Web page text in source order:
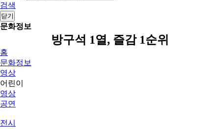
검색
닫기
문화정보
방구석 1열, 즐감 1순위
홈
문화정보
영상
어린이
영상
공연
전시